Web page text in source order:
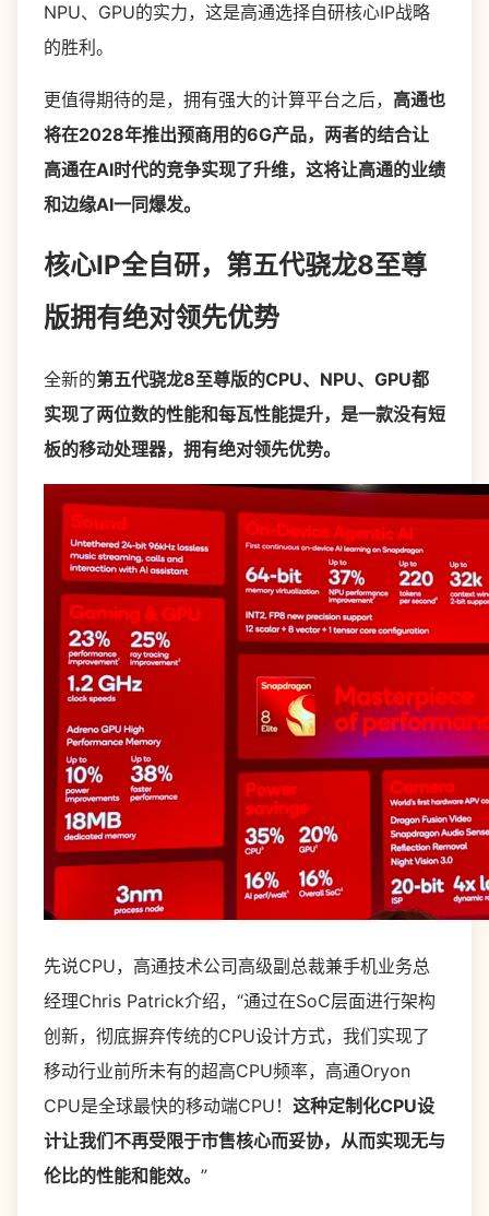
NPU、GPU的实力，这是高通选择自研核心IP战略
的胜利。
更值得期待的是，拥有强大的计算平台之后， 高通也
将在2028年推出预商用的6G产品， 两者的结合让
高通在AI时代的竞争实现了升维，这将让高通的业绩
和边缘AI一同爆发。
核心IP全自研，第五代骁龙8至尊
版拥有绝对领先优势
全新的第五代骁龙8至尊版的CPU、NPU、GPU都
实现了两位数的性能和每瓦性能提升，是一款没有短
板的移动处理器，拥有绝对领先优势。
先说CPU，高通技术公司高级副总裁兼手机业务总
经理Chris Patrick介绍，“通过在SoC层面进行架构
创新，彻底摒弃传统的CPU设计方式，我们实现了
移动行业前所未有的超高CPU频率，高通Oryon
CPU是全球最快的移动端CPU！ 这种定制化CPU设
计让我们不再受限于市售核心而妥协，从而实现无与
伦比的性能和能效。 ”